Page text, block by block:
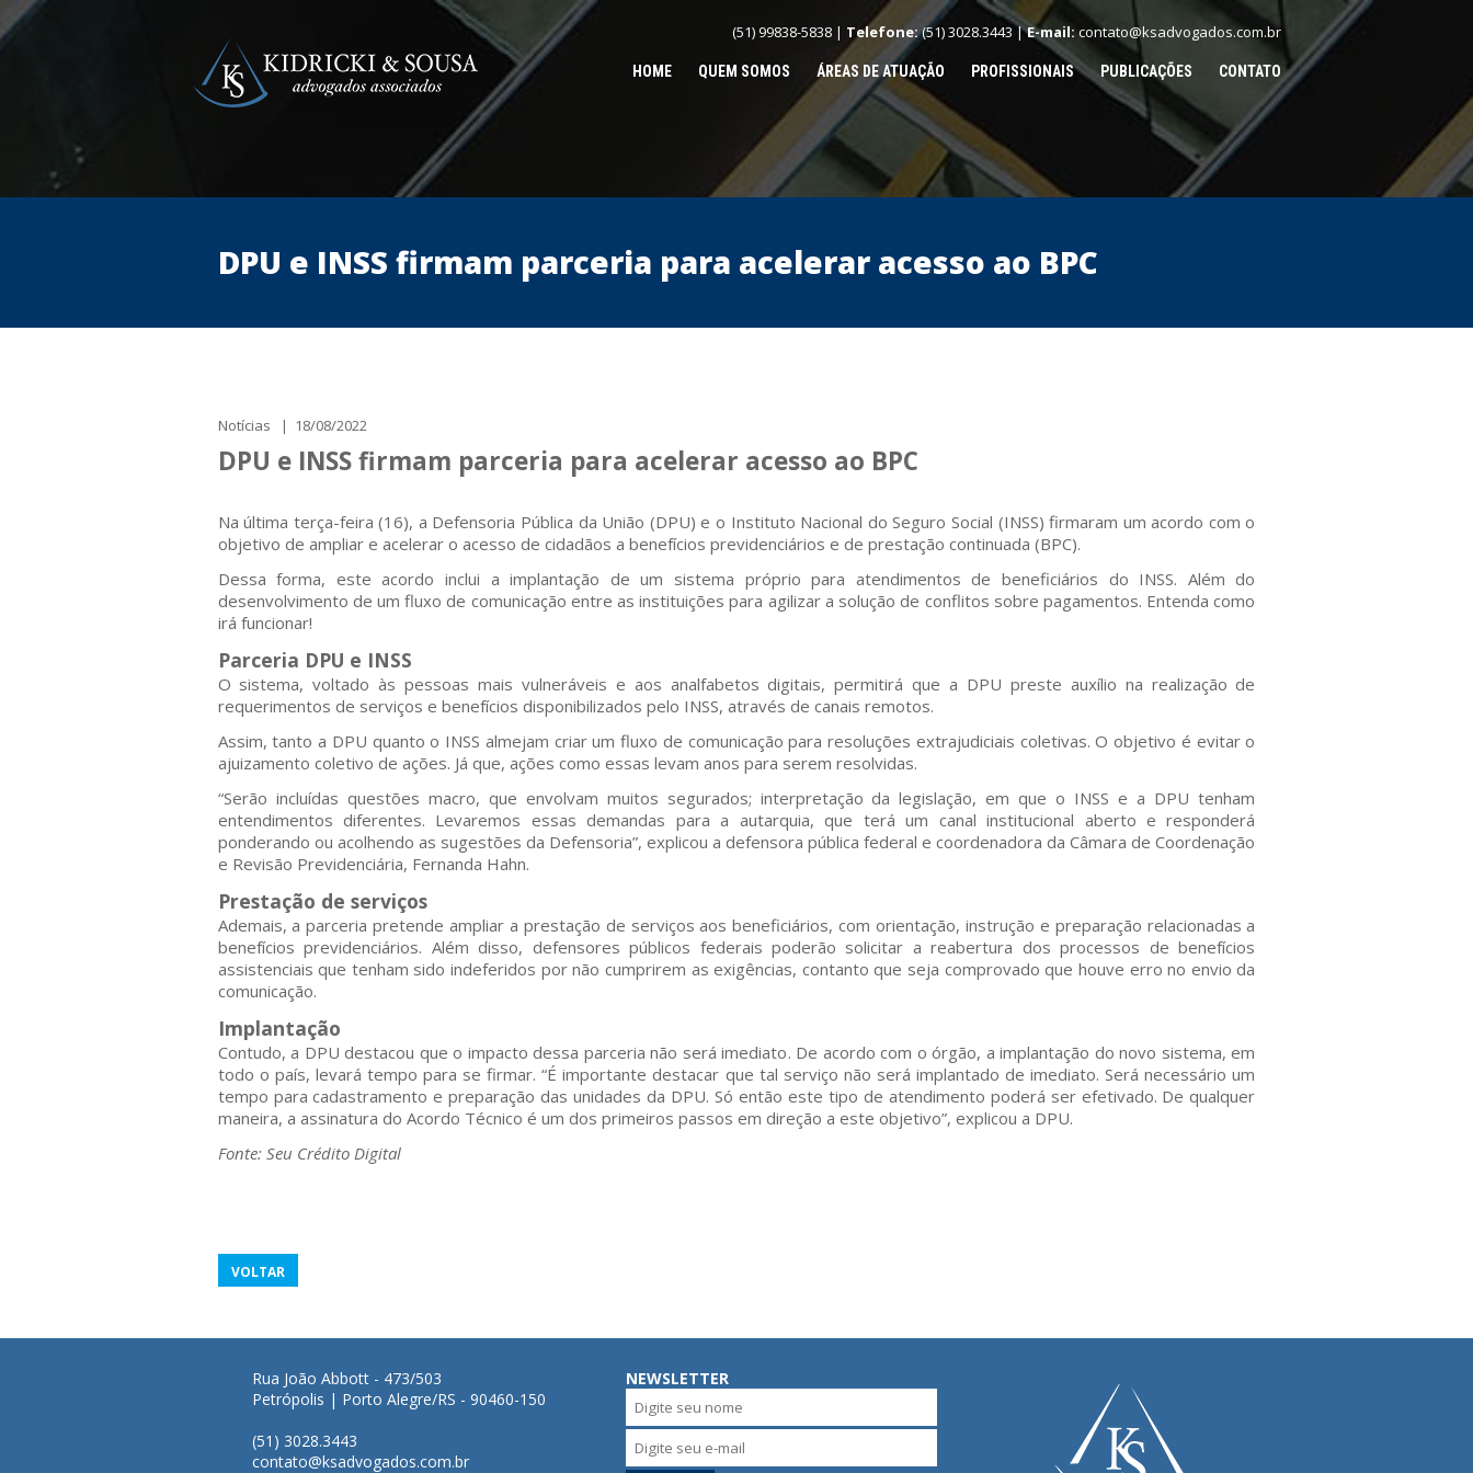
(51) 99838-5838 | Telefone:(51) 3028.3443 |E-mail:contato@ksadvogados.com.br
HOME QUEM SOMOS ÁREAS DE ATUAÇÃO PROFISSIONAIS PUBLICAÇÕES CONTATO
DPU e INSS firmam parceria para acelerar acesso ao BPC
Notícias | 18/08/2022
DPU e INSS firmam parceria para acelerar acesso ao BPC
Na última terça-feira (16), a Defensoria Pública da União (DPU) e o Instituto Nacional do Seguro Social (INSS) firmaram um acordo com o
objetivo de ampliar e acelerar o acesso de cidadãos a benefícios previdenciários e de prestação continuada (BPC).
Dessa forma, este acordo inclui a implantação de um sistema próprio para atendimentos de beneficiários do INSS. Além do
desenvolvimento de um fluxo de comunicação entre as instituições para agilizar a solução de conflitos sobre pagamentos. Entenda como
irá funcionar!
Parceria DPU e INSS
O sistema, voltado às pessoas mais vulneráveis e aos analfabetos digitais, permitirá que a DPU preste auxílio na realização de
requerimentos de serviços e benefícios disponibilizados pelo INSS, através de canais remotos.
Assim, tanto a DPU quanto o INSS almejam criar um fluxo de comunicação para resoluções extrajudiciais coletivas. O objetivo é evitar o
ajuizamento coletivo de ações. Já que, ações como essas levam anos para serem resolvidas.
“Serão incluídas questões macro, que envolvam muitos segurados; interpretação da legislação, em que o INSS e a DPU tenham
entendimentos diferentes. Levaremos essas demandas para a autarquia, que terá um canal institucional aberto e responderá
ponderando ou acolhendo as sugestões da Defensoria”, explicou a defensora pública federal e coordenadora da Câmara de Coordenação
e Revisão Previdenciária, Fernanda Hahn.
Prestação de serviços
Ademais, a parceria pretende ampliar a prestação de serviços aos beneficiários, com orientação, instrução e preparação relacionadas a
benefícios previdenciários. Além disso, defensores públicos federais poderão solicitar a reabertura dos processos de benefícios
assistenciais que tenham sido indeferidos por não cumprirem as exigências, contanto que seja comprovado que houve erro no envio da
comunicação.
Implantação
Contudo, a DPU destacou que o impacto dessa parceria não será imediato. De acordo com o órgão, a implantação do novo sistema, em
todo o país, levará tempo para se firmar. “É importante destacar que tal serviço não será implantado de imediato. Será necessário um
tempo para cadastramento e preparação das unidades da DPU. Só então este tipo de atendimento poderá ser efetivado. De qualquer
maneira, a assinatura do Acordo Técnico é um dos primeiros passos em direção a este objetivo”, explicou a DPU.
Fonte: Seu Crédito Digital
VOLTAR
Rua João Abbott - 473/503
Petrópolis | Porto Alegre/RS - 90460-150
(51) 3028.3443
contato@ksadvogados.com.br
NEWSLETTER